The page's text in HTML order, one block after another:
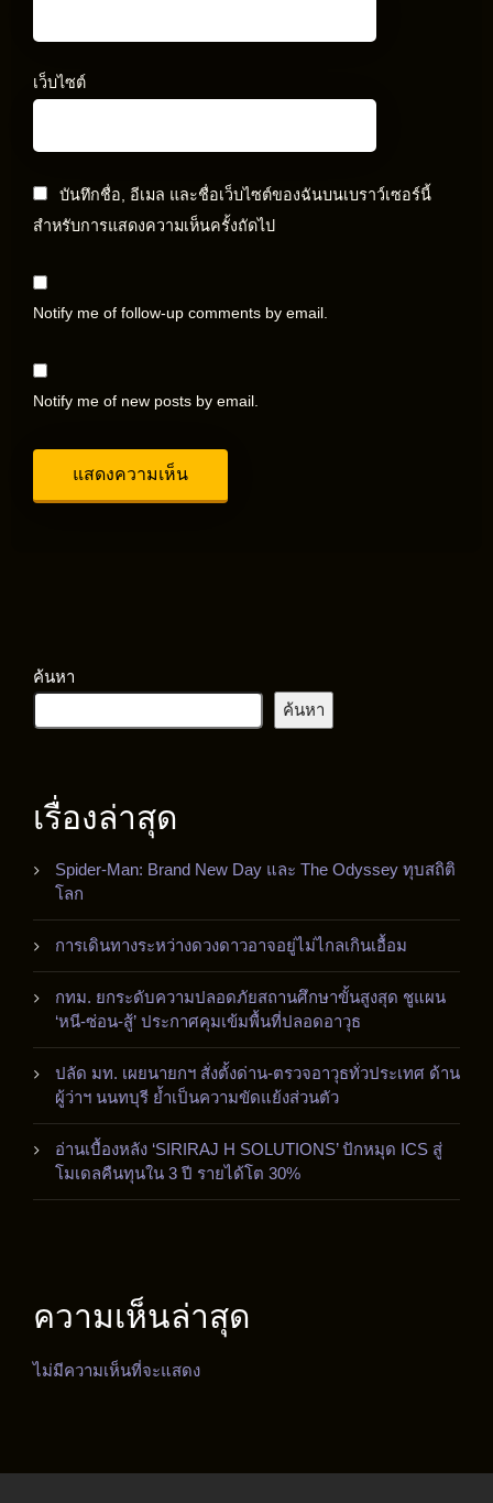
เว็บไซต์
บันทึกชื่อ, อีเมล และชื่อเว็บไซต์ของฉันบนเบราว์เซอร์นี้
สำหรับการแสดงความเห็นครั้งถัดไป
Notify me of follow-up comments by email.
Notify me of new posts by email.
ค้นหา
ค้นหา
เรื่องล่าสุด
Spider-Man: Brand New Day และ The Odyssey ทุบสถิติ
โลก
การเดินทางระหว่างดวงดาวอาจอยู่ไม่ไกลเกินเอื้อม
กทม. ยกระดับความปลอดภัยสถานศึกษาขั้นสูงสุด ชูแผน
‘หนี-ซ่อน-สู้’ ประกาศคุมเข้มพื้นที่ปลอดอาวุธ
ปลัด มท. เผยนายกฯ สั่งตั้งด่าน-ตรวจอาวุธทั่วประเทศ ด้าน
ผู้ว่าฯ นนทบุรี ย้ำเป็นความขัดแย้งส่วนตัว
อ่านเบื้องหลัง ‘SIRIRAJ H SOLUTIONS’ ปักหมุด ICS สู่
โมเดลคืนทุนใน 3 ปี รายได้โต 30%
ความเห็นล่าสุด
ไม่มีความเห็นที่จะแสดง